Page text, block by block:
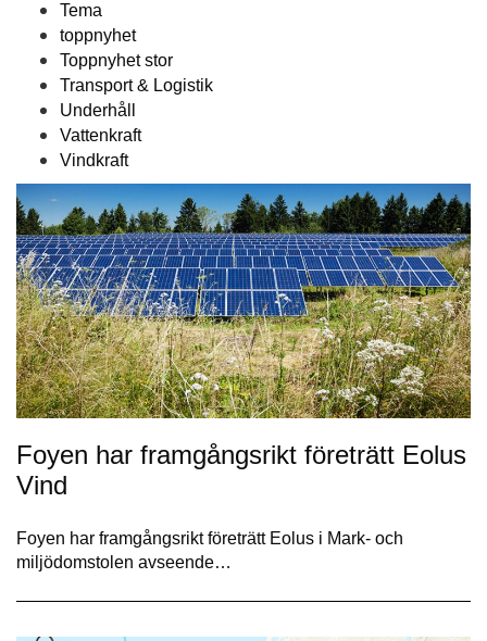
Tema
toppnyhet
Toppnyhet stor
Transport & Logistik
Underhåll
Vattenkraft
Vindkraft
Foyen har framgångsrikt företrätt Eolus
Vind
Foyen har framgångsrikt företrätt Eolus i Mark- och
miljödomstolen avseende…